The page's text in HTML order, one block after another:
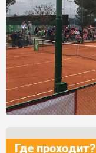
Где проходит?